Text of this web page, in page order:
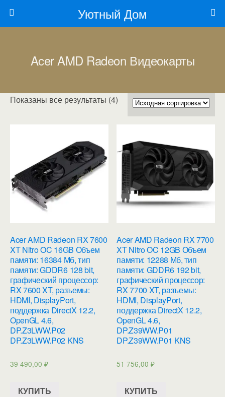
Уютный Дом
Acer AMD Radeon Видеокарты
Показаны все результаты (4)
Acer AMD Radeon RX 7600
XT Nitro OC 16GB Объем
памяти: 16384 Мб, тип
памяти: GDDR6 128 bit,
графический процессор:
RX 7600 XT, разъемы:
HDMI, DisplayPort,
поддержка DirectX 12.2,
OpenGL 4.6,
DP.Z3LWW.P02
DP.Z3LWW.P02 KNS
39 490,00 ₽
КУПИТЬ
Acer AMD Radeon RX 7700
XT Nitro OC 12GB Объем
памяти: 12288 Мб, тип
памяти: GDDR6 192 bit,
графический процессор:
RX 7700 XT, разъемы:
HDMI, DisplayPort,
поддержка DirectX 12.2,
OpenGL 4.6,
DP.Z39WW.P01
DP.Z39WW.P01 KNS
51 756,00₽
КУПИТЬ